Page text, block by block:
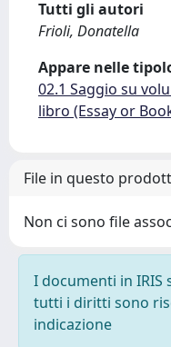
Tutti gli autori
Frioli, Donatella
Appare nelle
02.1 Saggio su
libro (Essay or
File in questo
Non ci sono file
I documenti in
tutti i diritti sono
indicazione